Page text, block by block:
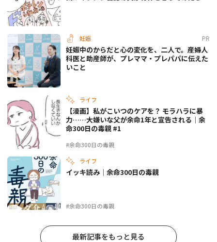
妊娠 PR
妊娠中のからだと心の変化を、二人で。産婦人
科医と助産師が、プレママ・プレパパに伝えた
いこと
ライフ
#余命300日の毒親
【漫画】私がこいつのケアを？ モラハラに暴
力……大嫌いな父が余命1年と宣告される｜余
命300日の毒親 #1
ライフ
#余命300日の毒親
イッキ読み｜余命300日の毒親
最新記事をもっと見る